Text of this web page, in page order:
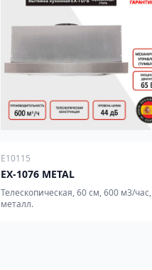
E10115
EX-1076 METAL
Телескопическая, 60 см, 600 м3/час,
металл.